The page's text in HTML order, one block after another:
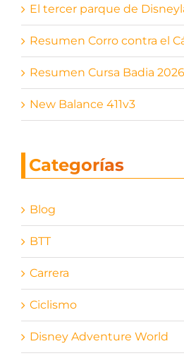
El tercer parque de
Resumen Corro contra el
Resumen Cursa Badia 2026
New Balance 411v3
Categorías
Blog
BTT
Carrera
Ciclismo
Disney Adventure World